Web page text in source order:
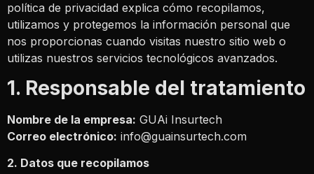
política de privacidad explica cómo recopilamos,
utilizamos y protegemos la información personal que
nos proporcionas cuando visitas nuestro sitio web o
utilizas nuestros servicios tecnológicos avanzados.
1. Responsable del tratamiento
Nombre de la empresa: GUAi Insurtech
Correo electrónico: info@guainsurtech.com
2. Datos que recopilamos